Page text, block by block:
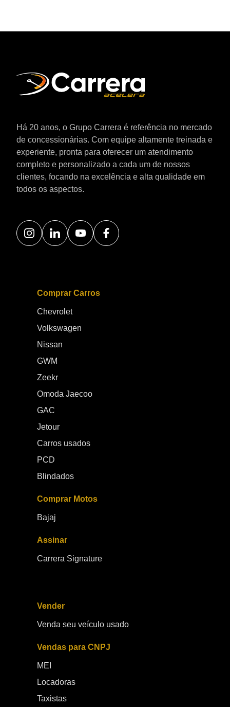
Há 20 anos, o Grupo Carrera é referência no mercado
de concessionárias. Com equipe altamente treinada e
experiente, pronta para oferecer um atendimento
completo e personalizado a cada um de nossos
clientes, focando na excelência e alta qualidade em
todos os aspectos.
Comprar Carros
Chevrolet
Volkswagen
Nissan
GWM
Zeekr
Omoda Jaecoo
GAC
Jetour
Carros usados
PCD
Blindados
Comprar Motos
Bajaj
Assinar
Carrera Signature
Vender
Venda seu veículo usado
Vendas para CNPJ
MEI
Locadoras
Taxistas